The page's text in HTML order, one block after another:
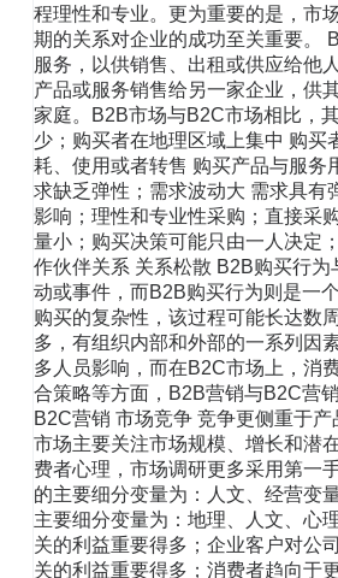
程理性和专业。更为重要的是，市
期的关系对企业的成功至关重要。
服务，以供销售、出租或供应给他
产品或服务销售给另一家企业，供
家庭。B2B市场与B2C市场相比，
少；购买者在地理区域上集中 购
耗、使用或者转售 购买产品与服务
求缺乏弹性；需求波动大 需求具有
影响；理性和专业性采购；直接采
量小；购买决策可能只由一人决定
作伙伴关系 关系松散 B2B购买行
动或事件，而B2B购买行为则是一
购买的复杂性，该过程可能长达数
多，有组织内部和外部的一系列因
多人员影响，而在B2C市场上，消
合策略等方面，B2B营销与B2C营
B2C营销 市场竞争 竞争更侧重于
市场主要关注市场规模、增长和潜
费者心理，市场调研更多采用第一
的主要细分变量为：人文、经营变
主要细分变量为：地理、人文、心
关的利益重要得多；企业客户对公
关的利益重要得多；消费者趋向于